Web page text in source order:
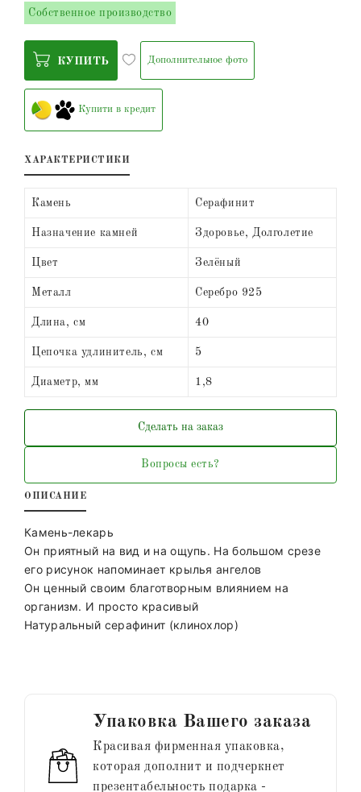
Собственное производство
КУПИТЬ Дополнительное фото
Купити в кредит
ХАРАКТЕРИСТИКИ
Камень Серафинит
Назначение камней Здоровье, Долголетие
Цвет Зелёный
Металл Серебро 925
Длина, см 40
Цепочка удлинитель, см 5
Диаметр, мм 1,8
Сделать на заказ
Вопросы есть?
ОПИСАНИЕ
Камень-лекарь
Он приятный на вид и на ощупь. На большом срезе
его рисунок напоминает крылья ангелов
Он ценный своим благотворным влиянием на
организм. И просто красивый
Натуральный серафинит (клинохлор)
Упаковка Вашего заказа
Красивая фирменная упаковка,
которая дополнит и подчеркнет
презентабельность подарка -